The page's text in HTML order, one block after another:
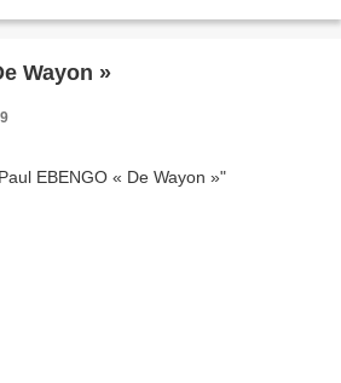
Wayon »